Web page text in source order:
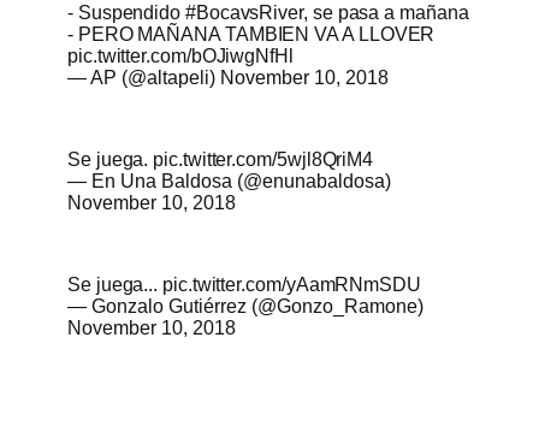
- Suspendido #BocavsRiver, se pasa a mañana
- PERO MAÑANA TAMBIEN VA A LLOVER
pic.twitter.com/bOJiwgNfHl
— AP (@altapeli) November 10, 2018
Se juega. pic.twitter.com/5wjl8QriM4
— En Una Baldosa (@enunabaldosa)
November 10, 2018
Se juega... pic.twitter.com/yAamRNmSDU
— Gonzalo Gutiérrez (@Gonzo_Ramone)
November 10, 2018